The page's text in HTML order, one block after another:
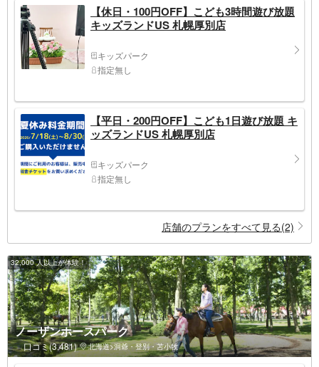
【休日・100円OFF】こども3時間遊び放題
キッズランドUS 札幌厚別店
キッズパーク
指定無し
【平日・200円OFF】こども1日遊び放題 キ
ッズランドUS 札幌厚別店
キッズパーク
指定無し
店舗のプランをすべて見る(2)
32,000 人以上が体験！
ノーザンホースパーク
口コミ(3,481) 北海道>洞爺・登別・苫小牧